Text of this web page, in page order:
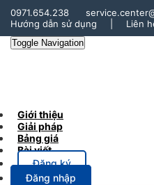
0971.654.238
Hướng dẫn sử dụng
Liên
Toggle Navigation
Giới thiệu
Giải pháp
Bảng giá
Bài viết
Đăng ký
Đăng nhập